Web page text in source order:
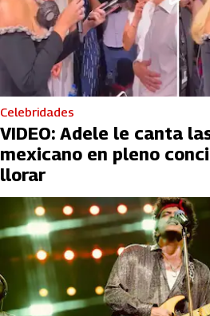
Celebridades
VIDEO: Adele le canta
mexicano en pleno
llorar